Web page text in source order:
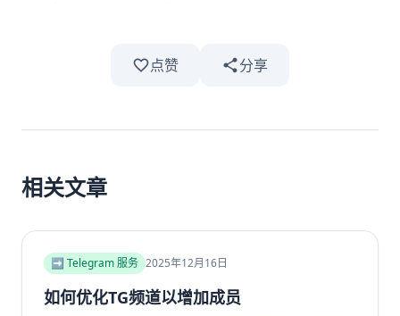
点赞 分享
相关文章
➡️ Telegram 服务 2025年12月16日
如何优化TG频道以增加成员